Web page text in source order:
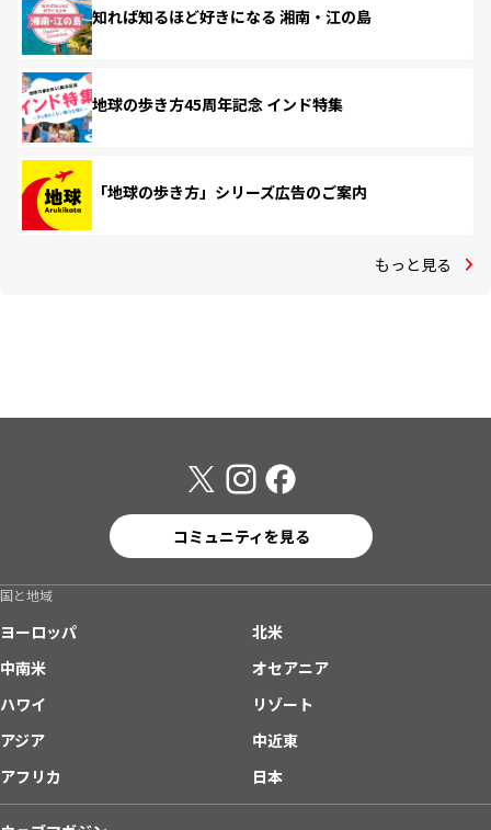
知れば知るほど好きになる 湘南・江の島
地球の歩き方45周年記念 インド特集
「地球の歩き方」シリーズ広告のご案内
もっと見る
コミュニティを見る
国と地域
ヨーロッパ
北米
中南米
オセアニア
ハワイ
リゾート
アジア
中近東
アフリカ
日本